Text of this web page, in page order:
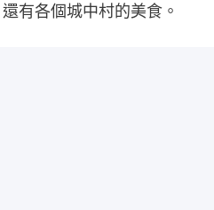
有各個城中村的美食。